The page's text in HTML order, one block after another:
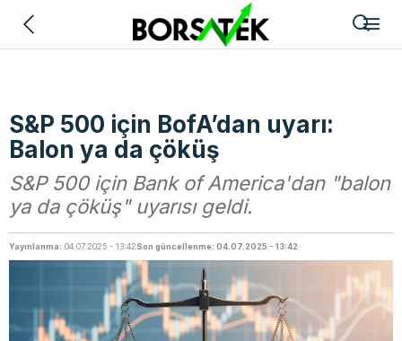
S&P 500 için BofA’dan uyarı:
Balon ya da çöküş
S&P 500 için Bank of America'dan "balon
ya da çöküş" uyarısı geldi.
Yayınlanma: 04.07.2025 - 13:42Son güncellenme: 04.07.2025 - 13:42